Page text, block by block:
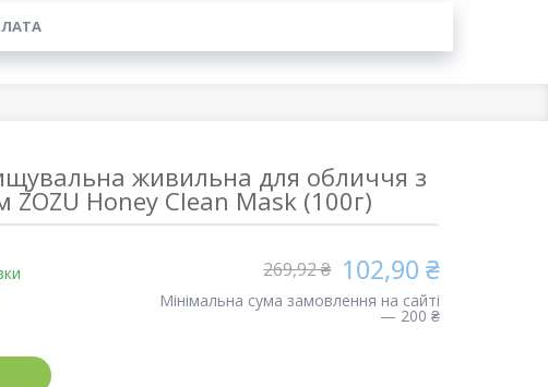
живильна для обличчя з
ZOZU Honey Clean Mask (100г)
269,92 ₴ 102,90 ₴
Мінімальна сума замовлення на сайті
— 200 ₴